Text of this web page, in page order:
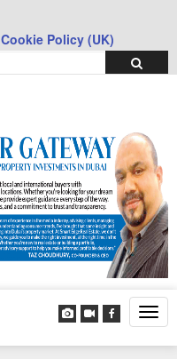
Cookie Policy (UK)